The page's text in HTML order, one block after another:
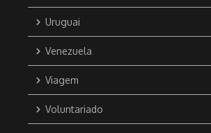
Uruguai
Venezuela
Viagem
Voluntariado